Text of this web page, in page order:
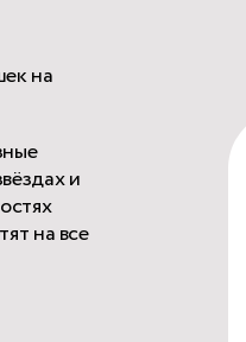
на
и
на все